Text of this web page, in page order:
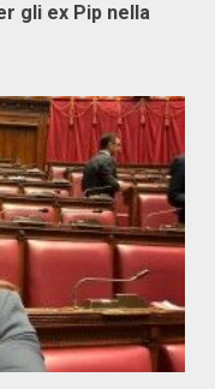
gli ex Pip nella